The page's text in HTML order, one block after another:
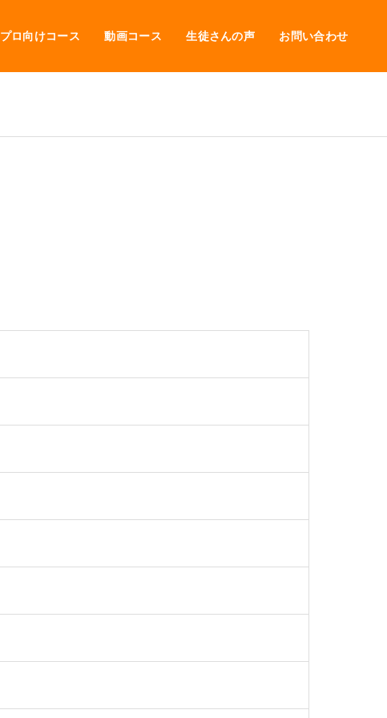
プロ向けコース 動画コース 生徒さんの声 お問い合わせ